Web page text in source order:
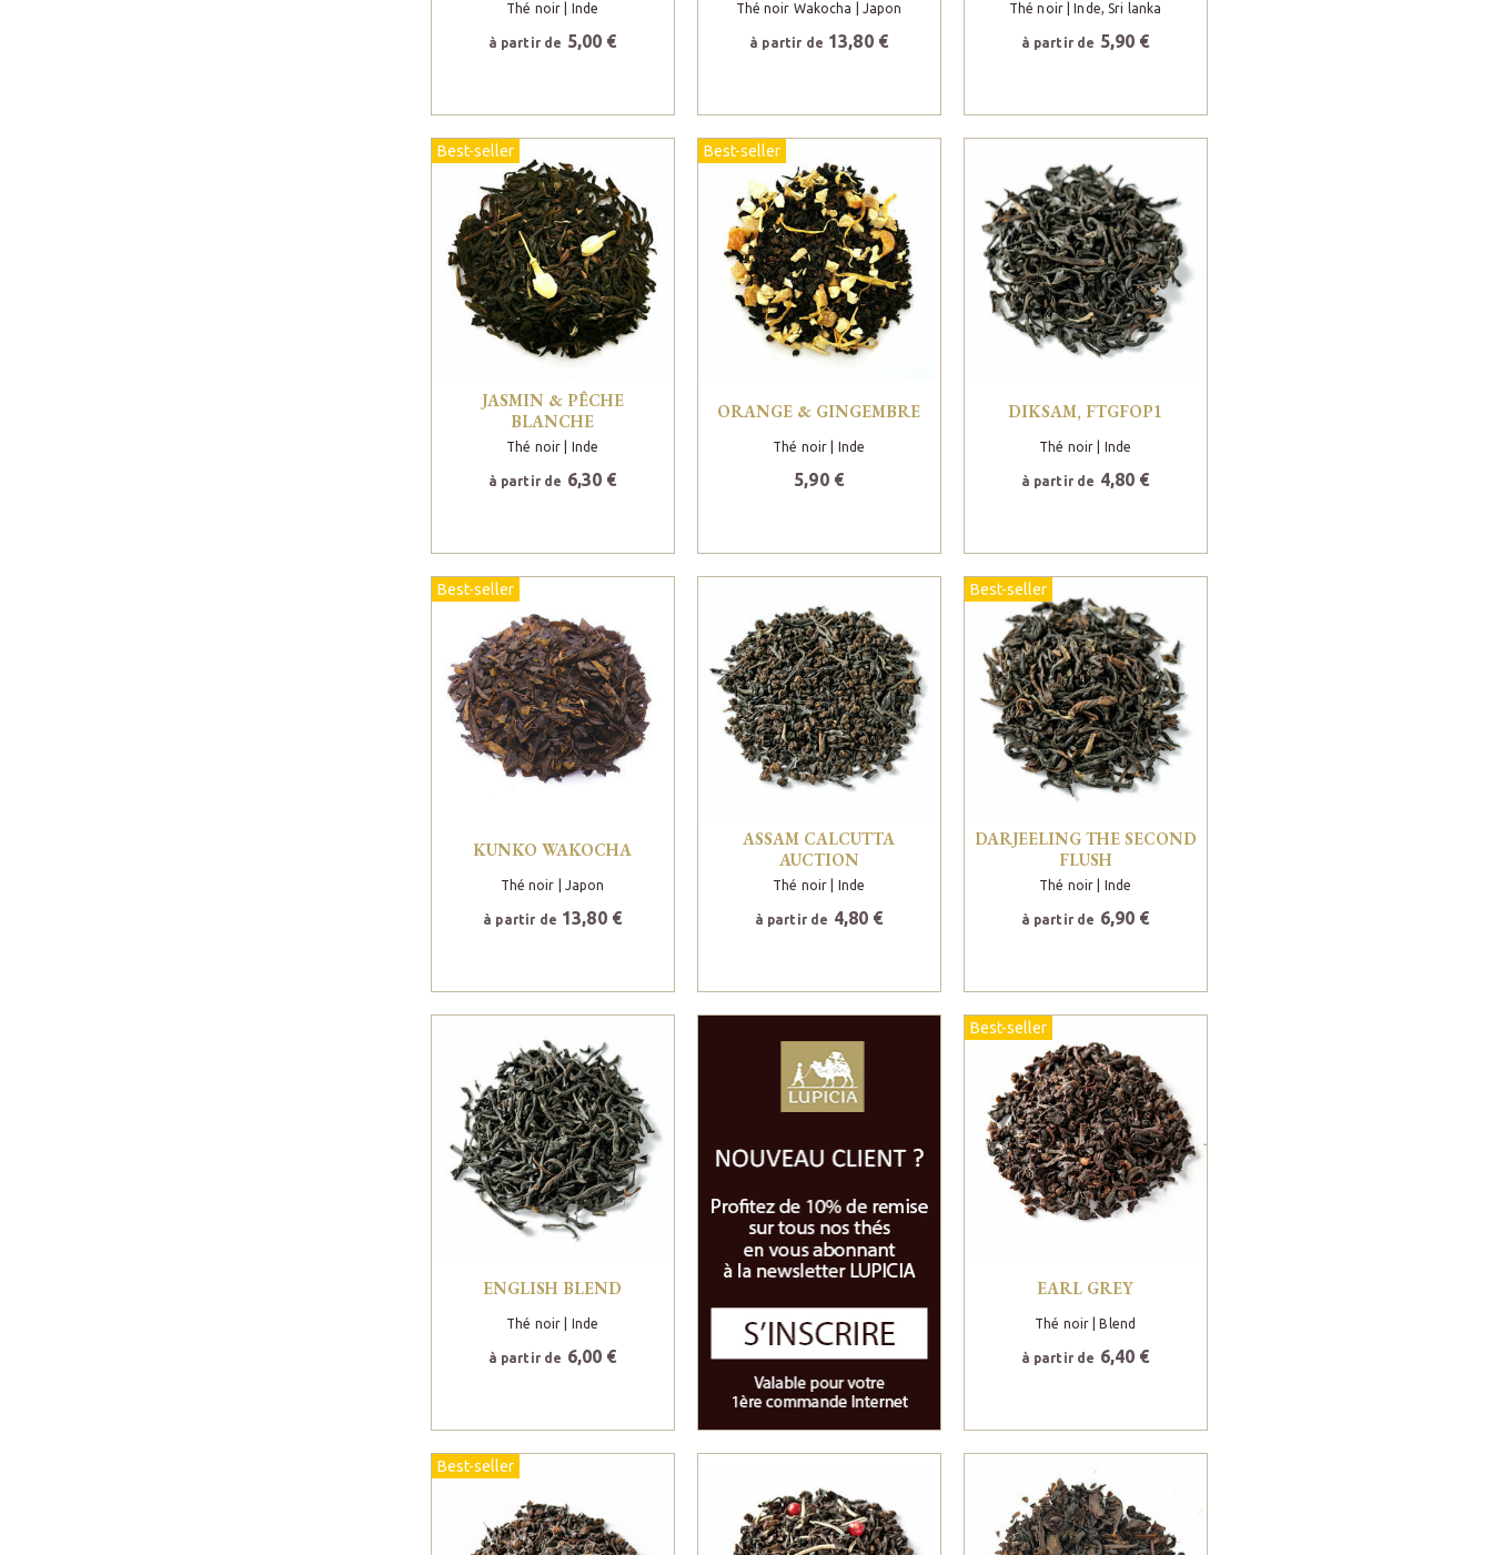
Thé noir | Inde
à partir de 5,00 €
Thé noir Wakocha | Japon
à partir de 13,80 €
Thé noir| Inde, Sri lanka
à partir de 5,90 €
Best-seller
JASMIN & PÊCHE
BLANCHE
Thé noir | Inde
à partir de 6,30 €
Best-seller
ORANGE & GINGEMBRE
Thé noir | Inde
5,90 €
DIKSAM, FTGFOP1
Thé noir | Inde
à partir de 4,80 €
Best-seller
KUNKO WAKOCHA
Thé noir | Japon
à partir de 13,80 €
ASSAM CALCUTTA
AUCTION
Thé noir | Inde
à partir de 4,80 €
Best-seller
DARJEELING THE SECOND
FLUSH
Thé noir | Inde
à partir de 6,90 €
ENGLISH BLEND
Thé noir | Inde
à partir de 6,00 €
Best-seller
EARL GREY
Thé noir | Blend
à partir de 6,40 €
Best-seller